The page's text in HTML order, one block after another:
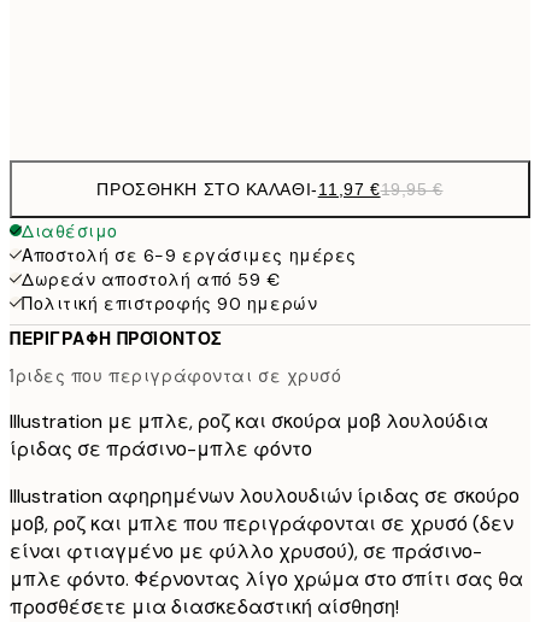
ΠΡΟΣΘΉΚΗ ΣΤΟ ΚΑΛΆΘΙ-11,97 €19,95 €
Διαθέσιμο
Αποστολή σε 6-9 εργάσιμες ημέρες
Δωρεάν αποστολή από 59 €
Πολιτική επιστροφής 90 ημερών
ΠΕΡΙΓΡΑΦΉ ΠΡΟΪΌΝΤΟΣ
Ίριδες που περιγράφονται σε χρυσό
Illustration με μπλε, ροζ και σκούρα μοβ λουλούδια
ίριδας σε πράσινο-μπλε φόντο
Illustration αφηρημένων λουλουδιών ίριδας σε σκούρο
μοβ, ροζ και μπλε που περιγράφονται σε χρυσό (δεν
είναι φτιαγμένο με φύλλο χρυσού), σε πράσινο-
μπλε φόντο. Φέρνοντας λίγο χρώμα στο σπίτι σας θα
προσθέσετε μια διασκεδαστική αίσθηση!